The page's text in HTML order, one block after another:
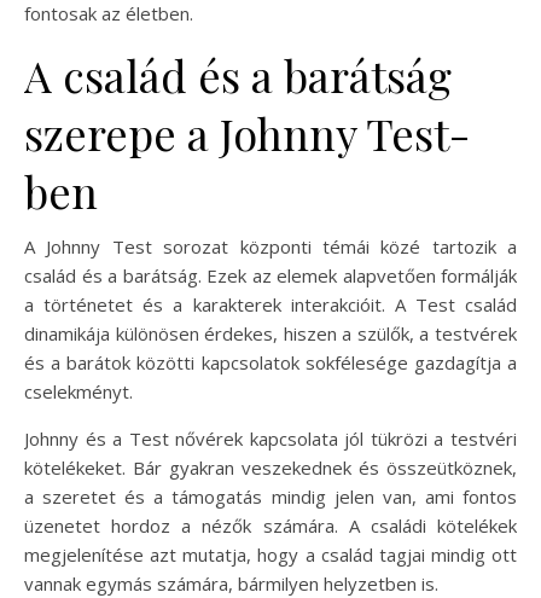
fontosak az életben.
A család és a barátság
szerepe a Johnny Test-
ben
A Johnny Test sorozat központi témái közé tartozik a
család és a barátság. Ezek az elemek alapvetően formálják
a történetet és a karakterek interakcióit. A Test család
dinamikája különösen érdekes, hiszen a szülők, a testvérek
és a barátok közötti kapcsolatok sokfélesége gazdagítja a
cselekményt.
Johnny és a Test nővérek kapcsolata jól tükrözi a testvéri
kötelékeket. Bár gyakran veszekednek és összeütköznek,
a szeretet és a támogatás mindig jelen van, ami fontos
üzenetet hordoz a nézők számára. A családi kötelékek
megjelenítése azt mutatja, hogy a család tagjai mindig ott
vannak egymás számára, bármilyen helyzetben is.